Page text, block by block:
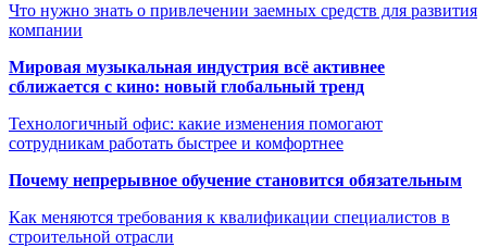
Что нужно знать о привлечении заемных средств для развития
компании
Мировая музыкальная индустрия всё активнее
сближается с кино: новый глобальный тренд
Технологичный офис: какие изменения помогают
сотрудникам работать быстрее и комфортнее
Почему непрерывное обучение становится обязательным
Как меняются требования к квалификации специалистов в
строительной отрасли